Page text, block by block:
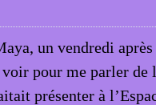
un vendredi
pour me parler de
présenter à